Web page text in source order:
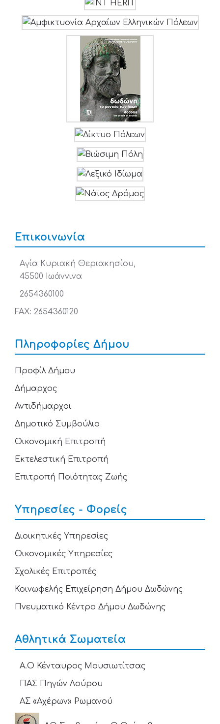
Επικοινωνία
Αγία Κυριακή Θεριακησίου,
45500 Ιωάννινα
2654360100
FAX: 2654360120
Πληροφορίες Δήμου
Προφίλ Δήμου
Δήμαρχος
Αντιδήμαρχοι
Δημοτικό Συμβούλιο
Οικονομική Επιτροπή
Εκτελεστική Επιτροπή
Επιτροπή Ποιότητας Ζωής
Υπηρεσίες - Φορείς
Διοικητικές Υπηρεσίες
Οικονομικές Υπηρεσίες
Σχολικές Επιτροπές
Κοινωφελής Επιχείρηση Δήμου Δωδώνης
Πνευματικό Κέντρο Δήμου Δωδώνης
Αθλητικά Σωματεία
Α.Ο Κένταυρος Μουσιωτίτσας
ΠΑΣ Πηγών Λούρου
ΑΣ «Αχέρων» Ρωμανού